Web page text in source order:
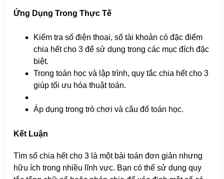
Ứng Dụng Trong Thực Tế
Kiểm tra số điện thoại, số tài khoản có đặc điểm
chia hết cho 3 để sử dụng trong các mục đích đặc
biệt.
Trong toán học và lập trình, quy tắc chia hết cho 3
giúp tối ưu hóa thuật toán.
Áp dụng trong trò chơi và câu đố toán học.
Kết Luận
Tìm số chia hết cho 3 là một bài toán đơn giản nhưng
hữu ích trong nhiều lĩnh vực. Bạn có thể sử dụng quy